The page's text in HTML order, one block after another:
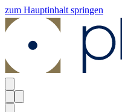
zum Hauptinhalt springen